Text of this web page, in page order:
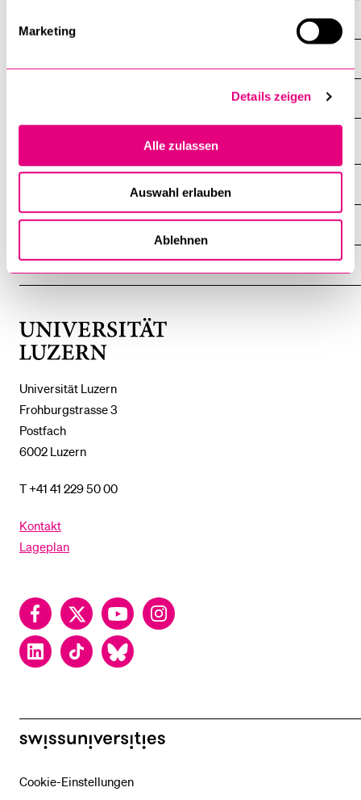
Marketing
Details zeigen
Alle zulassen
Auswahl erlauben
Ablehnen
Universität Luzern
Frohburgstrasse 3
Postfach
6002 Luzern
T +41 41 229 50 00
Kontakt
Lageplan
FacebookTwitter YouTubeInstagram
LinkedInTikTok Bluesky
%1$S
UNTERMENÜ
ZENTRALE EINRICHTUNGEN
%1$S
UNTERMENÜ
EINFACH FINDEN
ZEIGE
DAS
swissuniversities
Cookie-Einstellungen